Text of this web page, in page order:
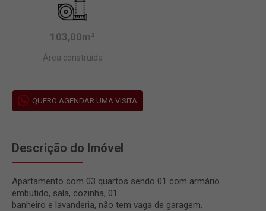
103,00m²
Área construída
QUERO AGENDAR UMA VISITA
Descrição do Imóvel
Apartamento com 03 quartos sendo 01 com armário
embutido, sala, cozinha, 01
banheiro e lavanderia, não tem vaga de garagem.